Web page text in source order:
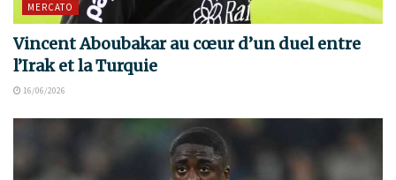
MERCATO
Vincent Aboubakar au cœur d’un duel entre
l’Irak et la Turquie
16/06/2026